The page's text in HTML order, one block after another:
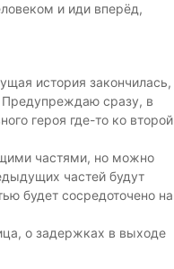
и иди вперёд,
история закончилась,
сразу, в
героя где-то ко второй
частями, но можно
частей будут
будет сосредоточено на
о задержках в выходе